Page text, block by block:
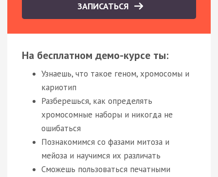
ЗАПИСАТЬСЯ
На бесплатном демо-курсе ты:
Узнаешь, что такое геном, хромосомы и
кариотип
Разберешься, как определять
хромосомные наборы и никогда не
ошибаться
Познакомимся со фазами митоза и
мейоза и научимся их различать
Сможешь пользоваться печатными